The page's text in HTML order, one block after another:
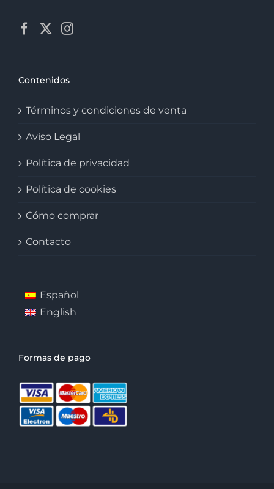
Contenidos
Términos y condiciones de venta
Aviso Legal
Política de privacidad
Política de cookies
Cómo comprar
Contacto
Español
English
Formas de pago